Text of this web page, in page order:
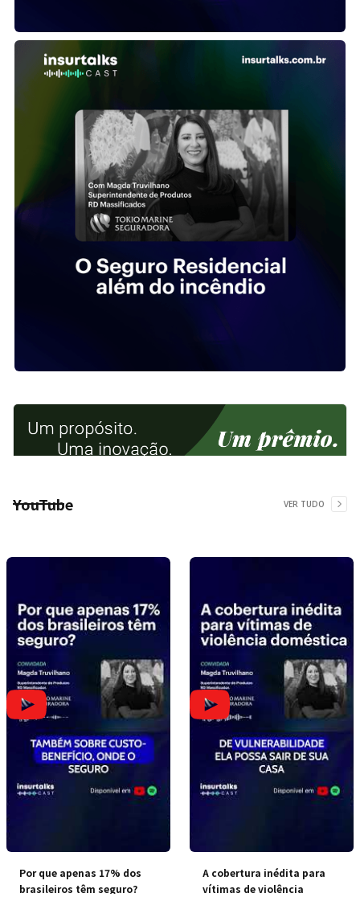
YouTube VER TUDO
Por que apenas 17% dos
brasileiros têm seguro?
A cobertura inédita para
vítimas de violência